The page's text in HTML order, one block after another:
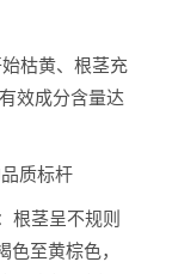
枯黄、根茎充
效成分含量达
质标杆
茎呈不规则
至黄棕色，